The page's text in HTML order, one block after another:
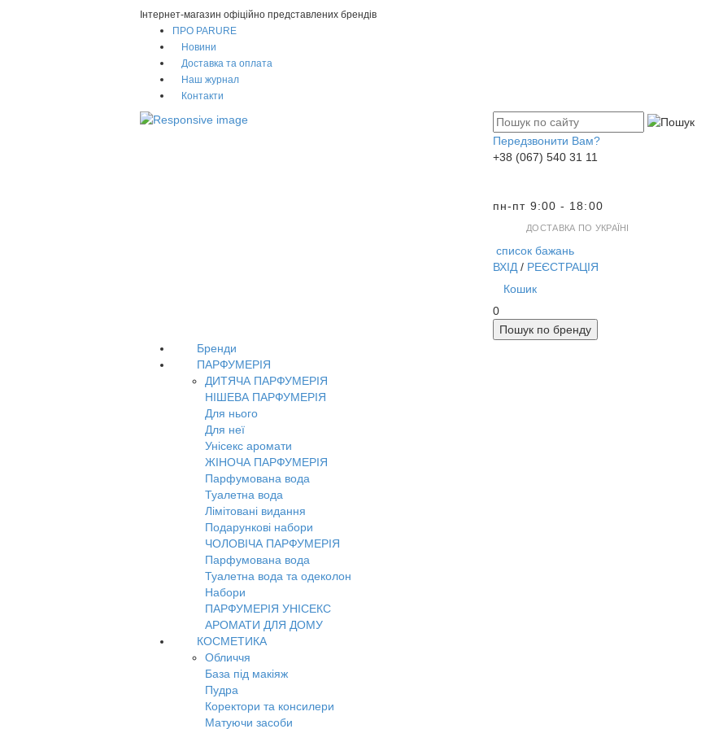
Інтернет-магазин офіційно представлених брендів
ПРО PARURE
Новини
Доставка та оплата
Наш журнал
Контакти
Передзвонити Вам?
+38 (067) 540 31 11
пн-пт 9:00 - 18:00
ДОСТАВКА ПО УКРАЇНІ
список бажань
ВХІД / РЕЄСТРАЦІЯ
Кошик
0
Пошук по бренду
Бренди
ПАРФУМЕРІЯ
ДИТЯЧА ПАРФУМЕРІЯ
НІШЕВА ПАРФУМЕРІЯ
Для нього
Для неї
Унісекс аромати
ЖІНОЧА ПАРФУМЕРІЯ
Парфумована вода
Туалетна вода
Лімітовані видання
Подарункові набори
ЧОЛОВІЧА ПАРФУМЕРІЯ
Парфумована вода
Туалетна вода та одеколон
Набори
ПАРФУМЕРІЯ УНІСЕКС
АРОМАТИ ДЛЯ ДОМУ
КОСМЕТИКА
Обличчя
База під макіяж
Пудра
Коректори та консилери
Матуючи засоби